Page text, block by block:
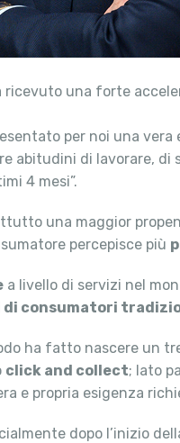
una forte
per noi una vera
abitudini di lavorare,
4 mesi”.
una maggior
percepisce più
a livello di servizi nel
di consumatori
ha fatto nascere un
click and collect; lato
e propria esigenza
dopo l’inizio